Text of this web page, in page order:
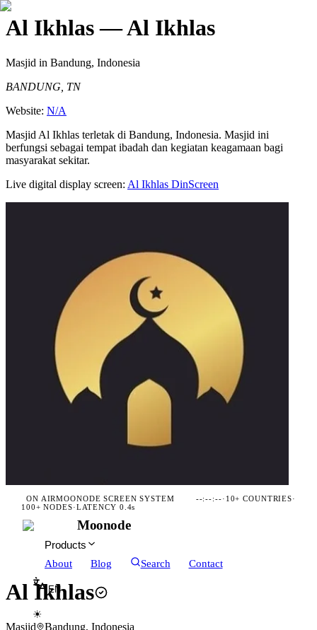
Al Ikhlas— Al Ikhlas
Masjid in Bandung, Indonesia
BANDUNG, TN
Website: N/A
Masjid Al Ikhlas terletak di Bandung, Indonesia. Masjid ini
berfungsi sebagai tempat ibadah dan kegiatan keagamaan bagi
masyarakat sekitar.
Live digital display screen: Al Ikhlas DinScreen
ON AIRMOONODE SCREEN SYSTEM --:--:--· 10+ COUNTRIES·
100+ NODES·LATENCY 0.4s
Moonode
Products
About
Blog Search Contact
EN
☀
Al Ikhlas
Masjid
Bandung, Indonesia